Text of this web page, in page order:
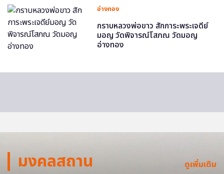
อ่างทอง
กราบหลวงพ่อขาว สักการะพระเจดีย์
มอญ วัดพิจารณ์โสภณ วัดมอญ
อ่างทอง
มงคลสถาน ดูเพิ่มเติม